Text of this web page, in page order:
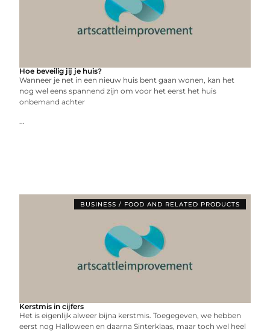
Hoe beveilig jij je huis?
Wanneer je net in een nieuw huis bent gaan wonen, kan het
nog wel eens spannend zijn om voor het eerst het huis
onbemand achter
...
BUSINESS / FOOD AND RELATED PRODUCTS
Kerstmis in cijfers
Het is eigenlijk alweer bijna kerstmis. Toegegeven, we hebben
eerst nog Halloween en daarna Sinterklaas, maar toch wel heel